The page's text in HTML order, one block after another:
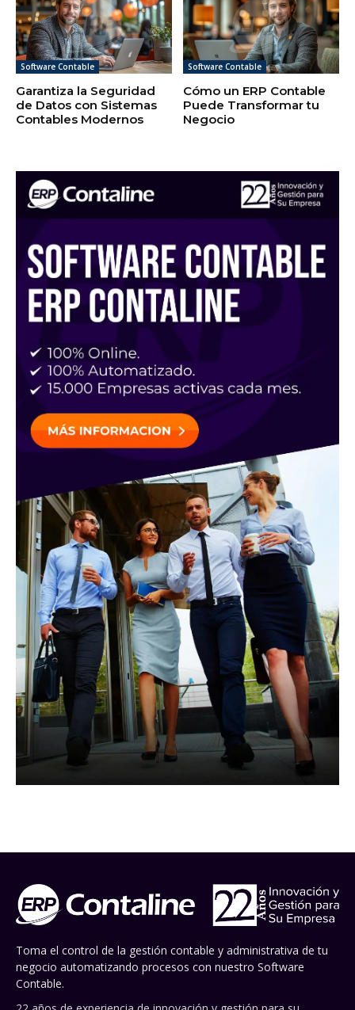
Software Contable
Garantiza la Seguridad
de Datos con Sistemas
Contables Modernos
Software Contable
Cómo un ERP Contable
Puede Transformar tu
Negocio
Toma el control de la gestión contable y administrativa de tu
negocio automatizando procesos con nuestro Software
Contable.